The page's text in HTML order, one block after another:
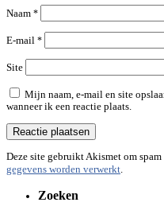
Naam *
E-mail *
Site
Mijn naam, e-mail en site
wanneer ik een reactie plaats.
Deze site gebruikt Akismet om
gegevens worden verwerkt.
Zoeken